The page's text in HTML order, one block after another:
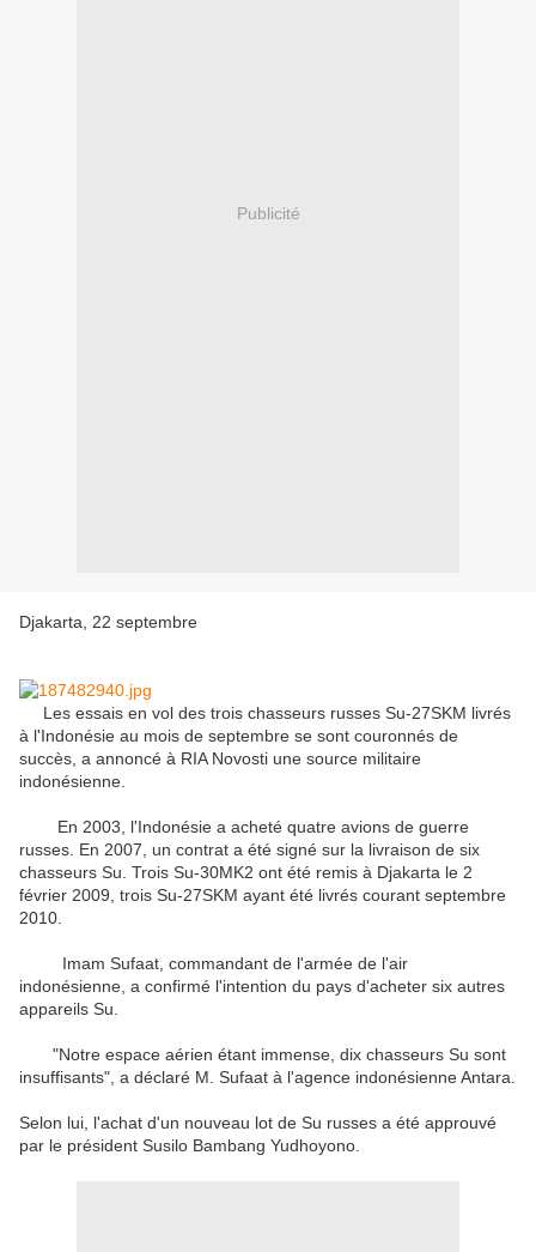
Publicité
Djakarta, 22 septembre
Les essais en vol des trois chasseurs russes Su-27SKM livrés
à l'Indonésie au mois de septembre se sont couronnés de
succès, a annoncé à RIA Novosti une source militaire
indonésienne.
En 2003, l'Indonésie a acheté quatre avions de guerre
russes. En 2007, un contrat a été signé sur la livraison de six
chasseurs Su. Trois Su-30MK2 ont été remis à Djakarta le 2
février 2009, trois Su-27SKM ayant été livrés courant septembre
2010.
Imam Sufaat, commandant de l'armée de l'air
indonésienne, a confirmé l'intention du pays d'acheter six autres
appareils Su.
"Notre espace aérien étant immense, dix chasseurs Su sont
insuffisants", a déclaré M. Sufaat à l'agence indonésienne Antara.
Selon lui, l'achat d'un nouveau lot de Su russes a été approuvé
par le président Susilo Bambang Yudhoyono.